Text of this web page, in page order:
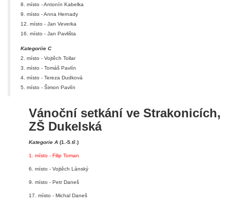
8. místo - Antonín Kabelka
9. místo - Anna Hernady
12. místo - Jan Veverka
16. místo - Jan Pavlišta
Kategoriie C
2. místo - Vojtěch Tollar
3. místo - Tomáš Pavlín
4. místo - Tereza Dudková
5. místo - Šimon Pavlín
Vánoční setkání ve Strakonicích,
ZŠ Dukelská
Kategorie A (1.-5.tř.)
1. místo - Filip Toman
6. místo - Vojtěch Lánský
9. místo - Petr Daneš
17. místo - Michal Daneš